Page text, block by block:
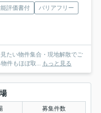
評価書付
バリアフリー
たい物件集合・現地解散でご
件もほぼ取... もっと見る
募集件数